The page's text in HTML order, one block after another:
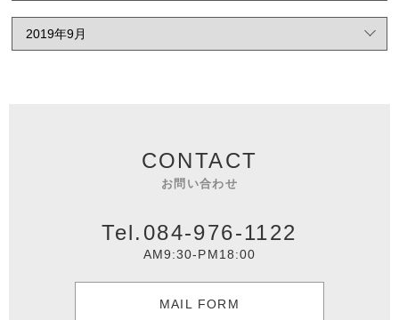
CONTACT
お問い合わせ
Tel.084-976-1122
AM9:30-PM18:00
MAIL FORM